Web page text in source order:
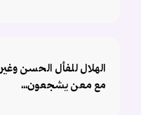
الهلال للفأل الحسن
مع معن يشجعون،،،